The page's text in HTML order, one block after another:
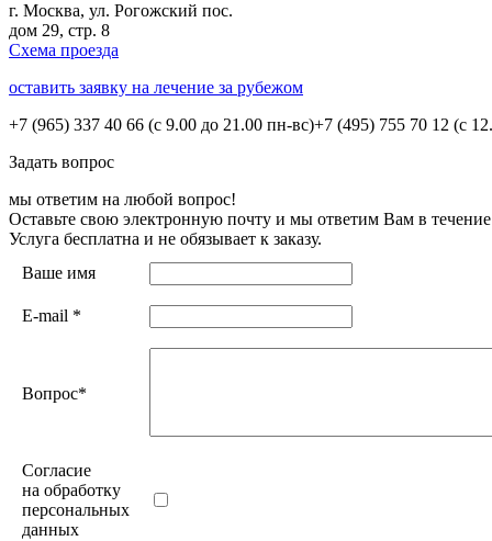
г. Москва, ул. Рогожский пос.
дом 29, стр. 8
Схема проезда
оставить заявку на лечение за рубежом
+7 (965) 337 40 66 (с 9.00 до 21.00 пн-вс)+7 (495) 755 70 12 (с
Задать вопрос
мы ответим на любой вопрос!
Оставьте свою электронную почту и мы ответим Вам в
Услуга бесплатна и не обязывает к заказу.
Ваше имя
E-mail *
Вопрос*
Согласие
на обработку
персональных
данных